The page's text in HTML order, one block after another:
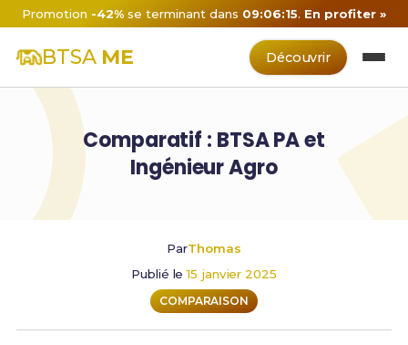
Promotion -42% se terminant dans 09:06:15. En profiter »
BTSA ME Découvrir
Comparatif : BTSA PA et
Ingénieur Agro
ParThomas
Publié le15 janvier 2025
COMPARAISON